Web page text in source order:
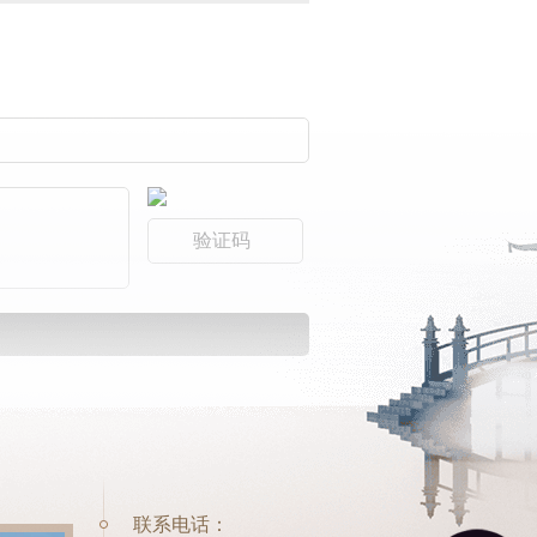
联系电话：